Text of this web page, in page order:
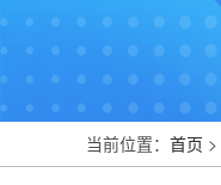
当前位置： 首页 >